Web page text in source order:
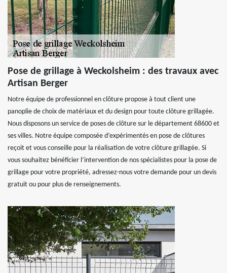
Pose de grillage à Weckolsheim : des travaux avec
Artisan Berger
Notre équipe de professionnel en clôture propose à tout client une
panoplie de choix de matériaux et du design pour toute clôture grillagée.
Nous disposons un service de poses de clôture sur le département 68600 et
ses villes. Notre équipe composée d’expérimentés en pose de clôtures
reçoit et vous conseille pour la réalisation de votre clôture grillagée. Si
vous souhaitez bénéficier l’intervention de nos spécialistes pour la pose de
grillage pour votre propriété, adressez-nous votre demande pour un devis
gratuit ou pour plus de renseignements.